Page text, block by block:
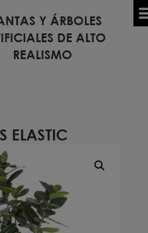
Y ÁRBOLES
DE ALTO
REALISMO
ARTIFICIALES /PLANTAS DE
/ Árbol FICUS ELASTIC
ELASTIC